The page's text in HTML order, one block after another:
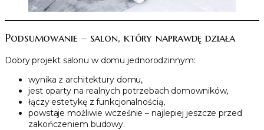
Podsumowanie – salon, który naprawdę działa
Dobry projekt salonu w domu jednorodzinnym:
wynika z architektury domu,
jest oparty na realnych potrzebach domowników,
łączy estetykę z funkcjonalnością,
powstaje możliwie wcześnie – najlepiej jeszcze przed
zakończeniem budowy.